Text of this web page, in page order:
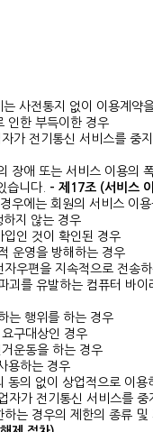
사전통지 없이 이용계약
인한 부득이한 경우
가 전기통신 서비스를 중
애 또는 서비스 이용의
습니다. - 제17조 (서비스
에는 회원의 서비스 이
지 않는 경우
인 것이 확인된 경우
운영을 방해하는 경우
우편을 지속적으로 전송
괴를 유발하는 컴퓨터 바
는 행위를 하는 경우
구대상인 경우
운동을 하는 경우
용하는 경우
동의 없이 상업적으로 이용
자가 전기통신 서비스를 중
는 경우의 제한의 종류